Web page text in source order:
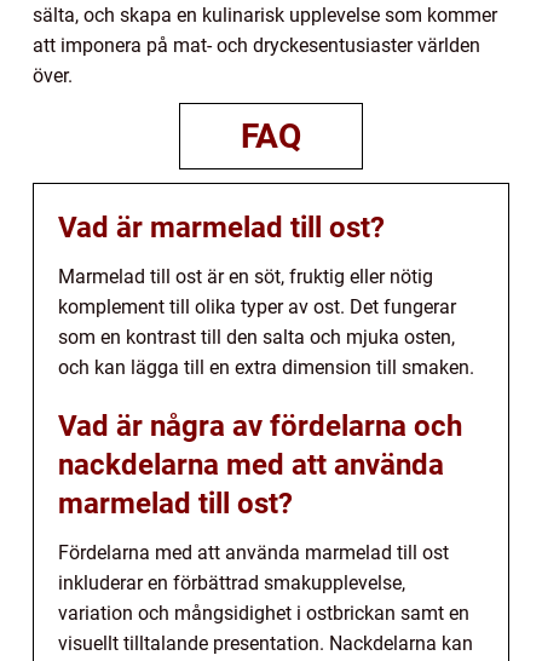
sälta, och skapa en kulinarisk upplevelse som kommer
att imponera på mat- och dryckesentusiaster världen
över.
FAQ
Vad är marmelad till ost?
Marmelad till ost är en söt, fruktig eller nötig
komplement till olika typer av ost. Det fungerar
som en kontrast till den salta och mjuka osten,
och kan lägga till en extra dimension till smaken.
Vad är några av fördelarna och
nackdelarna med att använda
marmelad till ost?
Fördelarna med att använda marmelad till ost
inkluderar en förbättrad smakupplevelse,
variation och mångsidighet i ostbrickan samt en
visuellt tilltalande presentation. Nackdelarna kan